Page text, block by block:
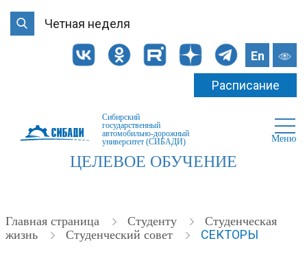
Четная неделя
En
Расписание
Сибирский
государственный
автомобильно-дорожный
университет (СИБАДИ)
Меню
ЦЕЛЕВОЕ ОБУЧЕНИЕ
Главная страница Студенту
Студенческая
жизнь
Студенческий совет СЕКТОРЫ